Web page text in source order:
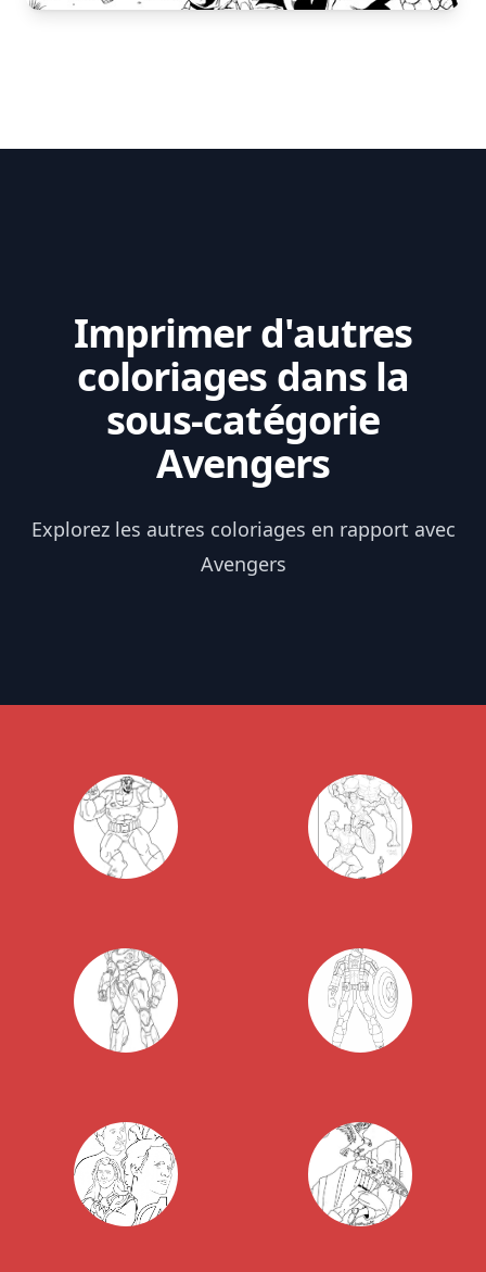
Imprimer d'autres
coloriages dans la
sous-catégorie
Avengers
Explorez les autres coloriages en rapport avec
Avengers